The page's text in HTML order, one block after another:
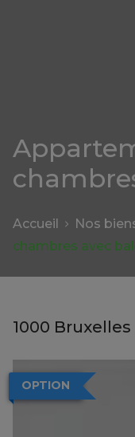
Accueil Nos
chambres avec
1000 Bruxelles
OPTION